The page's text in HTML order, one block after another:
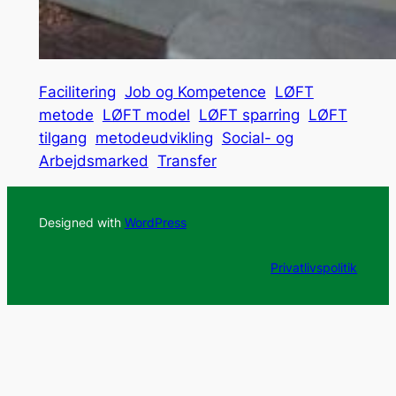
Facilitering Job og Kompetence LØFT
metode LØFT model LØFT sparring LØFT
tilgang metodeudvikling Social- og
Arbejdsmarked Transfer
Designed with WordPress
Privatlivspolitik